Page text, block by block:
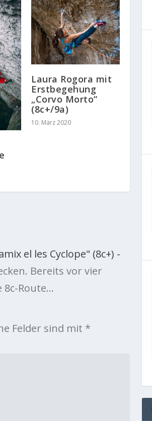
Laura Rogora mit
Erstbegehung
„Corvo Morto“
(8c+/9a)
10. März 2020
el les Cyclope" (8c+) -
Bereits vor vier
8c-Route…
Felder sind mit *